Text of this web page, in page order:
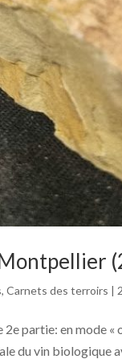
,Carnets des terroirs |
partie: en mode «
du vin biologique